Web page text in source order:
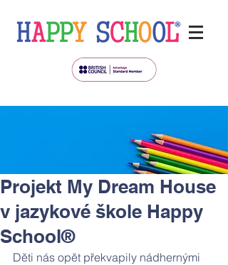
Projekt My Dream House
v jazykové škole Happy
School®
Děti nás opět překvapily nádhernými